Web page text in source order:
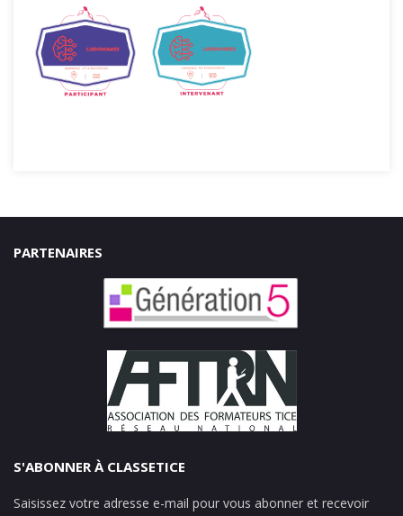
PARTENAIRES
S'ABONNER À CLASSETICE
Saisissez votre adresse e-mail pour vous abonner et recevoir